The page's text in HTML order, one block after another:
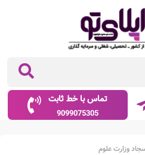
تماس با خط ثابت
9099075305
وزارت علوم